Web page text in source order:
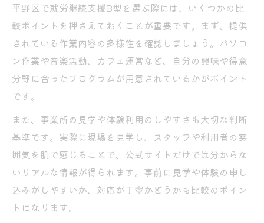
見学・体験を活用したB型事業所選びのポイン
ト
就労継続支援B型の見学で知る雰囲気と支援
内容
体験利用でわかる就労継続支援B型の実際の
就労継続支援B型事業所見学時のチェックポ
イント
安心して体験できる就労継続支援B型の選び
方
自分に合う就労継続支援B型の体験活用術
平野区で就労継続支援B型を選ぶ際には、いくつかの比
較ポイントを押さえておくことが重要です。まず、提供
されている作業内容の多様性を確認しましょう。パソコ
ン作業や音楽活動、カフェ運営など、自分の興味や得意
分野に合ったプログラムが用意されているかがポイント
です。
また、事業所の見学や体験利用のしやすさも大切な判断
基準です。実際に現場を見学し、スタッフや利用者の雰
囲気を肌で感じることで、公式サイトだけでは分からな
いリアルな情報が得られます。事前に見学や体験の申し
込みがしやすいか、対応が丁寧かどうかも比較のポイン
トになります。